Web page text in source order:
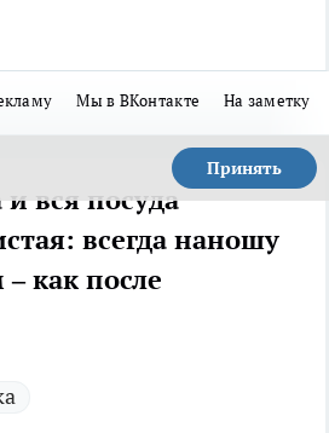
Мы в ВКонтакте На заметку
Принять
вся посуда
всегда наношу
как после